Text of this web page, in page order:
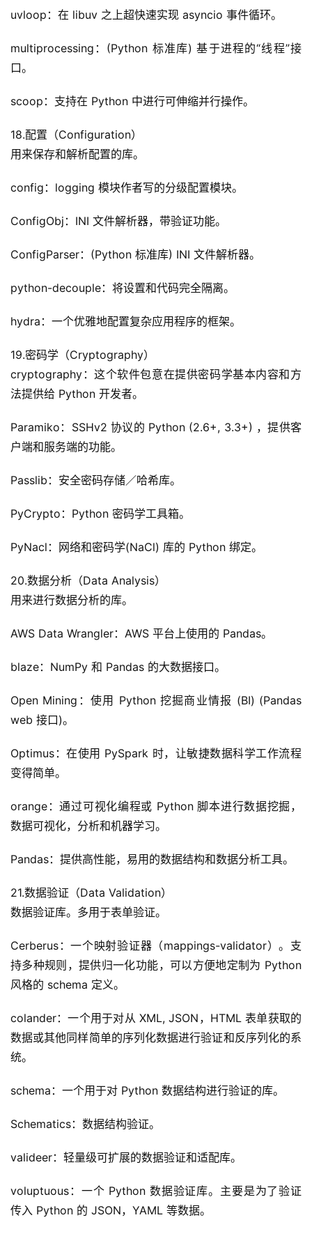
uvloop：在 libuv 之上超快速实现 asyncio 事件循环。
multiprocessing：(Python 标准库) 基于进程的“线程”接
口。
scoop：支持在 Python 中进行可伸缩并行操作。
18.配置（Configuration）
用来保存和解析配置的库。
config：logging 模块作者写的分级配置模块。
ConfigObj：INI 文件解析器，带验证功能。
ConfigParser：(Python 标准库) INI 文件解析器。
python-decouple：将设置和代码完全隔离。
hydra：一个优雅地配置复杂应用程序的框架。
19.密码学（Cryptography）
cryptography：这个软件包意在提供密码学基本内容和方
法提供给 Python 开发者。
Paramiko：SSHv2 协议的 Python (2.6+, 3.3+) ，提供客
户端和服务端的功能。
Passlib：安全密码存储／哈希库。
PyCrypto：Python 密码学工具箱。
PyNacl：网络和密码学(NaCl) 库的 Python 绑定。
20.数据分析（Data Analysis）
用来进行数据分析的库。
AWS Data Wrangler：AWS 平台上使用的 Pandas。
blaze：NumPy 和 Pandas 的大数据接口。
Open Mining：使用 Python 挖掘商业情报 (BI) (Pandas
web 接口)。
Optimus：在使用 PySpark 时，让敏捷数据科学工作流程
变得简单。
orange：通过可视化编程或 Python 脚本进行数据挖掘，
数据可视化，分析和机器学习。
Pandas：提供高性能，易用的数据结构和数据分析工具。
21.数据验证（Data Validation）
数据验证库。多用于表单验证。
Cerberus：一个映射验证器（mappings-validator）。支
持多种规则，提供归一化功能，可以方便地定制为 Python
风格的 schema 定义。
colander：一个用于对从 XML, JSON，HTML 表单获取的
数据或其他同样简单的序列化数据进行验证和反序列化的系
统。
schema：一个用于对 Python 数据结构进行验证的库。
Schematics：数据结构验证。
valideer：轻量级可扩展的数据验证和适配库。
voluptuous：一个 Python 数据验证库。主要是为了验证
传入 Python 的 JSON，YAML 等数据。